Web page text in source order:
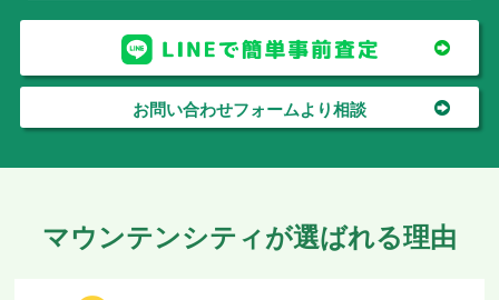
お問い合わせフォームより相談
マウンテンシティが選ばれる理由